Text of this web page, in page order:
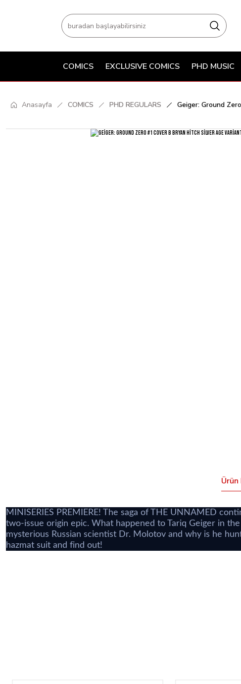
COMICS EXCLUSIVE COMICS PHD MUSIC
Anasayfa COMICS PHD REGULARS Geiger: Ground
MINISERIES PREMIERE! The saga of THE UNNAMED
two-issue origin epic. What happened to Tariq Geiger in
mysterious Russian scientist Dr. Molotov and why is he
hazmat suit and find out!